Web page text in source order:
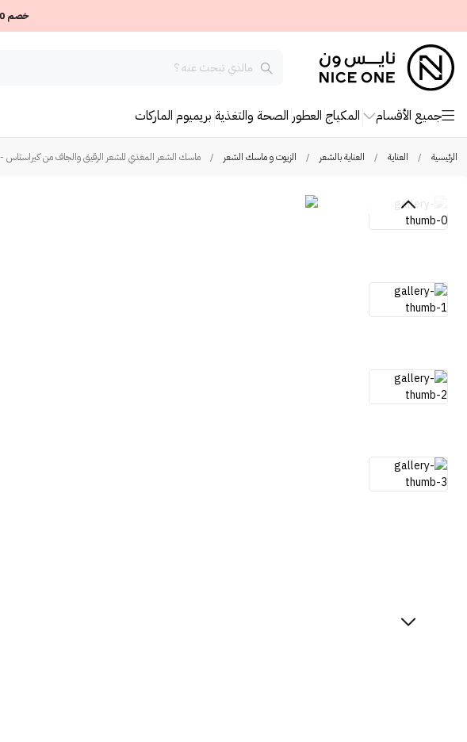
خصم 20٪ على طلبك الأول باستخدام كود NEW20
جميع الأقسام المكياج العطور الصحة والتغذية بريميوم الماركات
الرئيسية / العناية / العناية بالشعر / الزيوت و ماسك الشعر / ماسك الشعر المغذي للشعر الرقيق والجاف من كيراستاس - 200مل